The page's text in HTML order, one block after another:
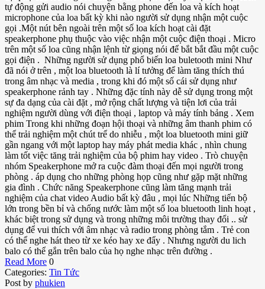
tự động gửi audio nói chuyện bằng phone đến loa và kích hoạt
microphone của loa bất kỳ khi nào người sử dụng nhận một cuộc
gọi .Một nút bên ngoài trên một số loa kích hoạt cài đặt
speakerphone phụ thuộc vào việc nhận một cuộc điện thoại . Micro
trên một số loa cũng nhận lệnh từ giọng nói để bắt bắt đầu một cuộc
gọi điện . Những người sử dụng phổ biến loa buletooth mini Như
đã nói ở trên , một loa bluetooth là lí tưởng để làm tăng thích thú
trong âm nhạc và media , trong khi đó một số cái sử dụng như
speakerphone rảnh tay . Những đặc tính này dễ sử dụng trong một
sự đa dạng của cài đặt , mở rộng chất lượng và tiện lơi của trải
nghiệm người dùng với điện thoại , laptop và máy tính bảng . Xem
phim Trong khi những đoạn hội thoại và những âm thanh phim có
thể trải nghiệm một chút trể do nhiễu , một loa bluetooth mini giữ
gần ngang với một laptop hay máy phát media khác , nhìn chung
làm tốt việc tăng trải nghiệm của bộ phim hay video . Trò chuyện
nhóm Speakerphone mở ra cuộc đàm thoại đến mọi người trong
phòng . áp dụng cho những phòng họp cũng như gặp mặt những
gia đình . Chức năng Speakerphone cũng làm tăng mạnh trải
nghiệm của chat video Audio bất kỳ đâu , mọi lúc Những tiến bộ
lớn trong bền bỉ và chống nước làm một số loa bluetooth linh hoạt ,
khác biệt trong sử dụng và trong những môi trường thay đổi .. sử
dụng để vui thích với âm nhạc và radio trong phòng tắm . Trẻ con
có thể nghe hát theo từ xe kéo hay xe đẩy . Nhưng người du lich
balo có thể gắn trên balo của họ nghe nhạc trên đường .
Read More 0
Categories: Tin Tức
Post by phukien